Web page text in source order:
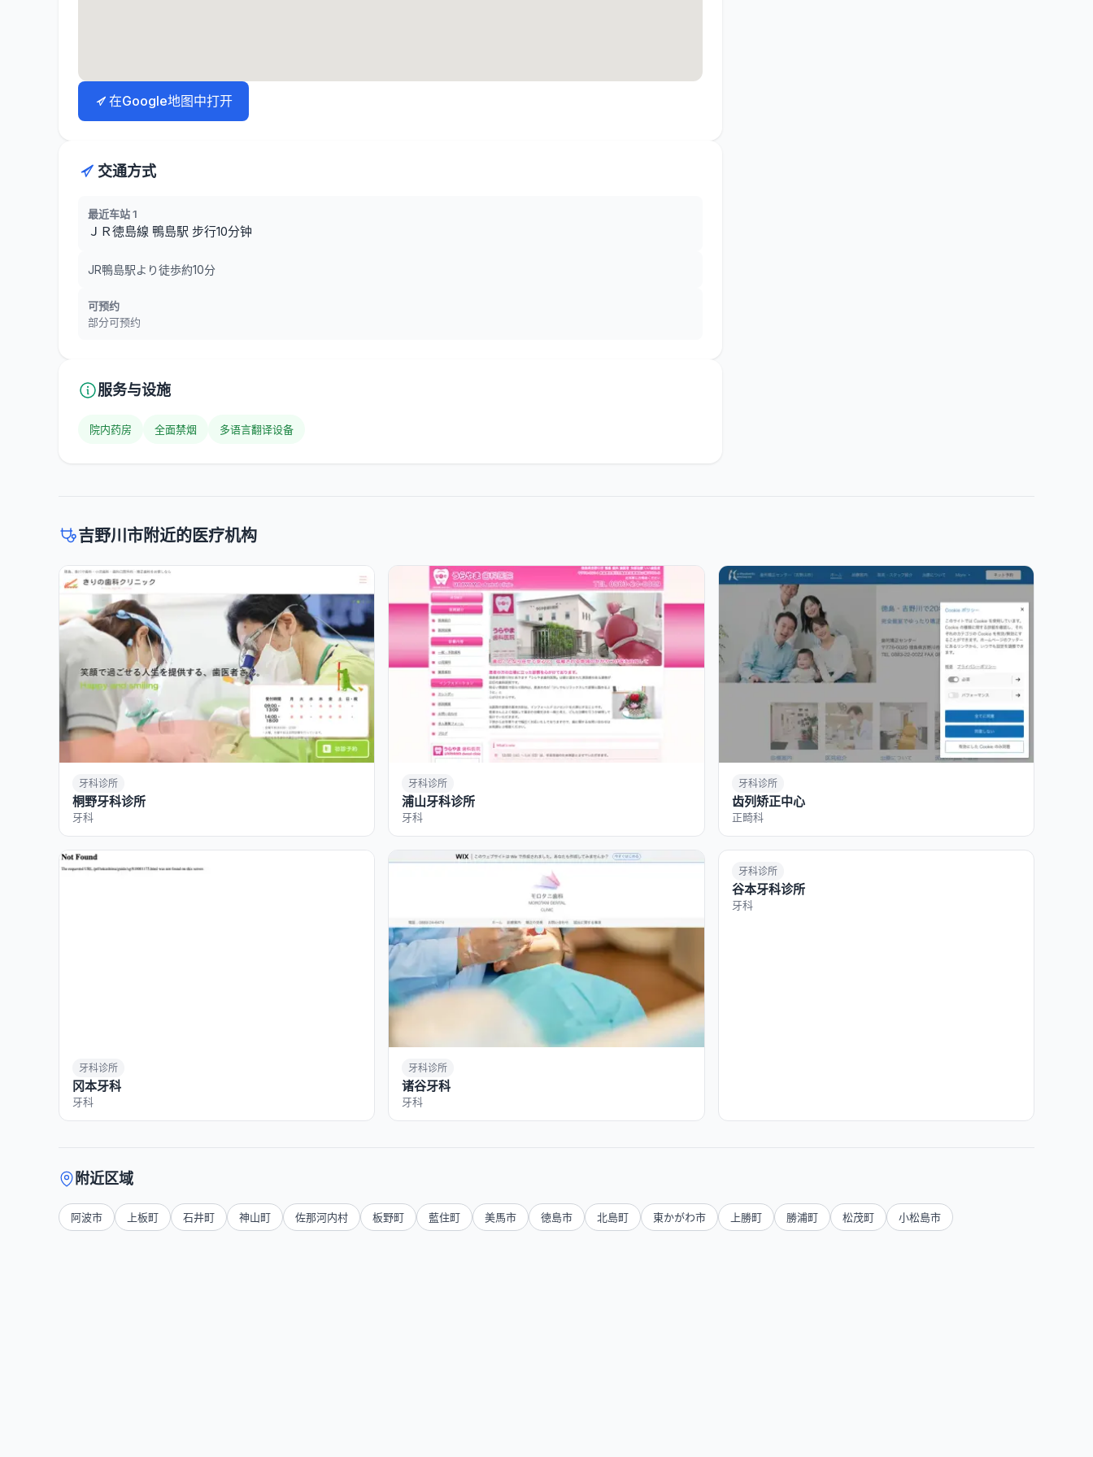
在Google地图中打开
交通方式
最近车站 1
ＪＲ徳島線 鴨島駅 步行10分钟
JR鴨島駅より徒歩約10分
可预约
部分可预约
服务与设施
院内药房 全面禁烟 多语言翻译设备
吉野川市附近的医疗机构
牙科诊所
桐野牙科诊所
牙科
牙科诊所
浦山牙科诊所
牙科
牙科诊所
齿列矫正中心
正畸科
牙科诊所
冈本牙科
牙科
牙科诊所
诸谷牙科
牙科
牙科诊所
谷本牙科诊所
牙科
附近区域
阿波市 上板町 石井町 神山町 佐那河内村 板野町 藍住町 美馬市 徳島市 北島町 東かがわ市 上勝町 勝浦町 松茂町 小松島市